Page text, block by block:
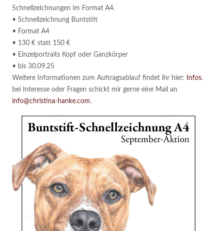
Schnellzeichnungen im Format A4.
• Schnellzeichnung Buntstift
• Format A4
• 130 € statt 150 €
• Einzelportraits Kopf oder Ganzkörper
• bis 30.09.25
Weitere Informationen zum Auftragsablauf findet ihr hier:
Infos.
bei Interesse oder Fragen schickt mir gerne eine Mail an
info@christina-hanke.com.